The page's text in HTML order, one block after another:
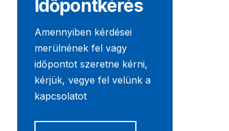
Időpontkérés
Amennyiben kérdései
merülnének fel vagy
időpontot szeretne kérni,
kérjük, vegye fel velünk a
kapcsolatot